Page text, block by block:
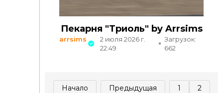
Пекарня "Триоль" by Arrsims
arrsims
2 июля 2026 г.
22:49
Загрузок:
662
Начало Предыдущая 1
2